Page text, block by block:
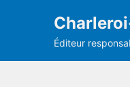
Éditeur